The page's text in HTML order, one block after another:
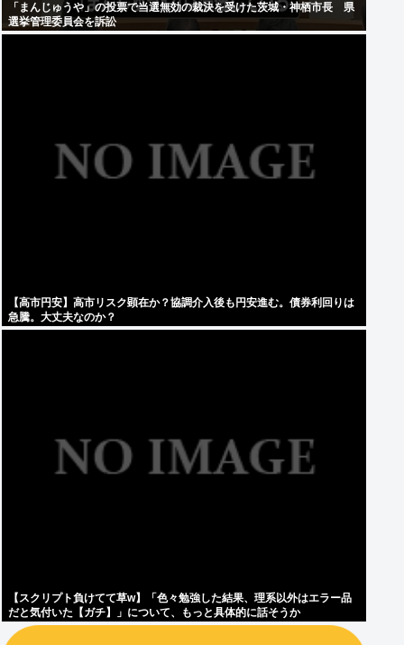
「まんじゅうや」の投票で当選無効の裁決を受けた茨城・神栖市長 県
選挙管理委員会を訴訟
【高市円安】高市リスク顕在か？協調介入後も円安進む。債券利回りは
急騰。大丈夫なのか？
【スクリプト負けてて草w】「色々勉強した結果、理系以外はエラー品
だと気付いた【ガチ】」について、もっと具体的に話そうか